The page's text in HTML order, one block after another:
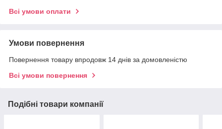
Всі умови оплати
Умови повернення
Повернення товару впродовж 14 днів за домовленістю
Всі умови повернення
Подібні товари компанії